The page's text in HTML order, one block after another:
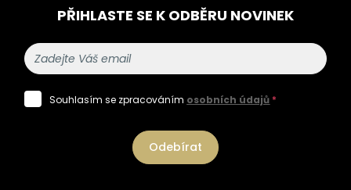
PŘIHLASTE SE K ODBĚRU NOVINEK
Souhlasím se zpracováním osobních údajů *
Odebírat